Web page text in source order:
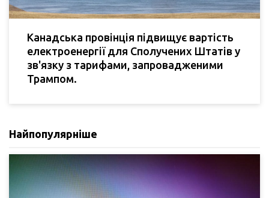
Канадська провінція підвищує вартість
електроенергії для Сполучених Штатів у
зв'язку з тарифами, запровадженими
Трампом.
Найпопулярніше